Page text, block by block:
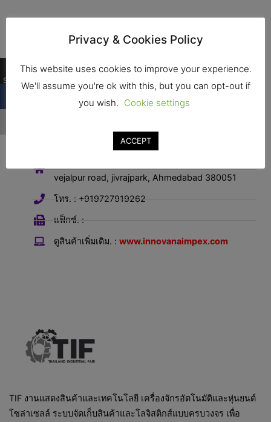
vejalpur road, jivrajpark, Ahmedabad 380051
โทร. : +919727919262
แฟ็กซ์. :
ดูสินค้าเพิ่มเติม. :www.innovanaimpex.com
TIF งานแสดงสินค้าและเทคโนโลยี เครื่องจักรอัตโนมัติและหุ่นยนต์
โซล่าเซลล์ ระบบจัดเก็บสินค้าและโลจิสติกส์แบบครบวงจร เพื่อ
Privacy & Cookies Policy
This website uses cookies to improve your experience.
We'll assume you're ok with this, but you can opt-out if
you wish. Cookie settings
ACCEPT
Shares